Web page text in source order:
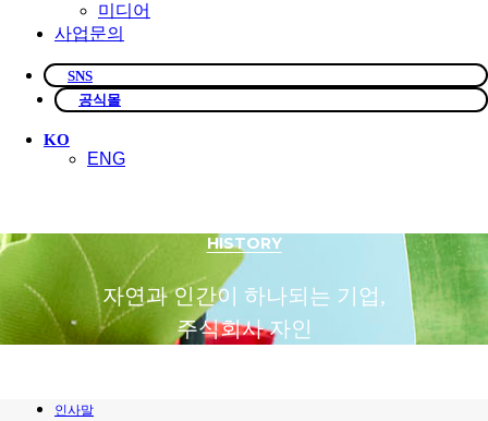
미디어
사업문의
SNS
공식몰
KO
ENG
HISTORY
자연과 인간이 하나되는 기업,
주식회사자인
인사말